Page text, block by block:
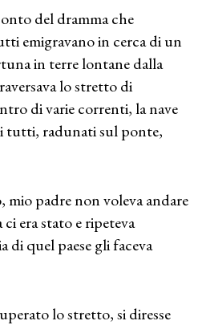
del dramma che
emigravano in cerca di un
in terre lontane dalla
lo stretto di
di varie correnti, la nave
tutti, radunati sul ponte,
mio padre non voleva andare
era stato e ripeteva
di quel paese gli faceva
lo stretto, si diresse